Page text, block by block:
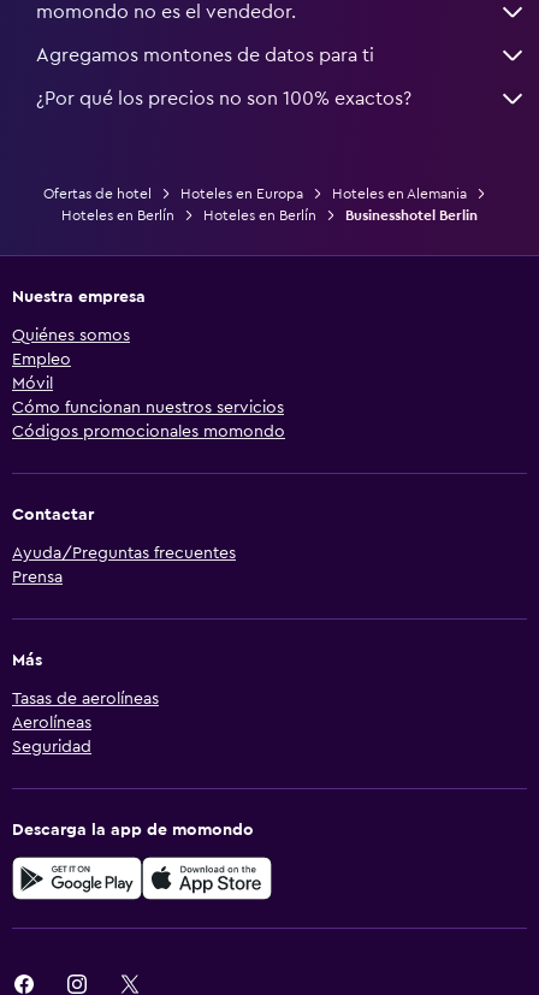
momondo no es el vendedor.
Agregamos montones de datos para ti
¿Por qué los precios no son 100% exactos?
Ofertas de hotel Hoteles en Europa
Hoteles en Alemania
Hoteles en Berlín
Hoteles en Berlín Businesshotel Berlin
Nuestra empresa
Quiénes somos
Empleo
Móvil
Cómo funcionan nuestros servicios
Códigos promocionales momondo
Contactar
Ayuda/Preguntas frecuentes
Prensa
Más
Tasas de aerolíneas
Aerolíneas
Seguridad
Descarga la app de momondo